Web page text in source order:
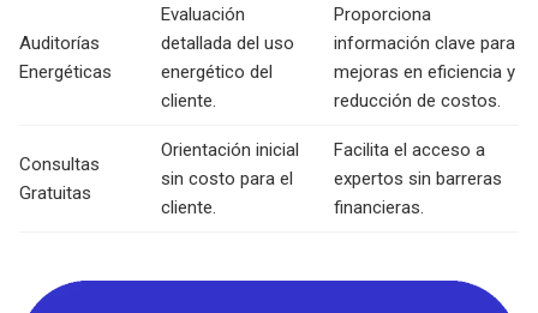
Auditorías
Energéticas
Evaluación
detallada del uso
energético del
cliente.
Proporciona
información clave para
mejoras en eficiencia y
reducción de costos.
Consultas
Gratuitas
Orientación inicial
sin costo para el
cliente.
Facilita el acceso a
expertos sin barreras
financieras.